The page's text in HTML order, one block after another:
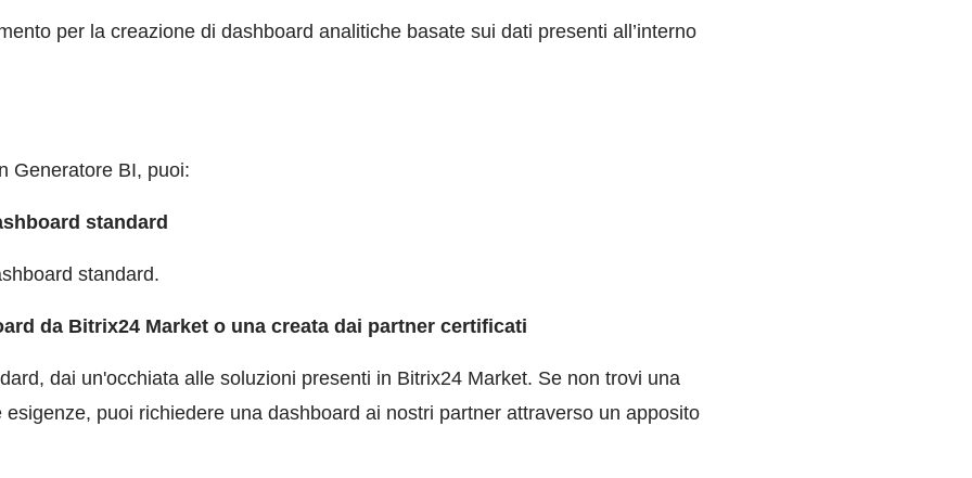
per la creazione di dashboard analitiche basate sui dati presenti all’interno
Generatore BI, puoi:
standard
standard.
da Bitrix24 Market o una creata dai partner certificati
dai un'occhiata alle soluzioni presenti in Bitrix24 Market. Se non trovi una
puoi richiedere una dashboard ai nostri partner attraverso un apposito